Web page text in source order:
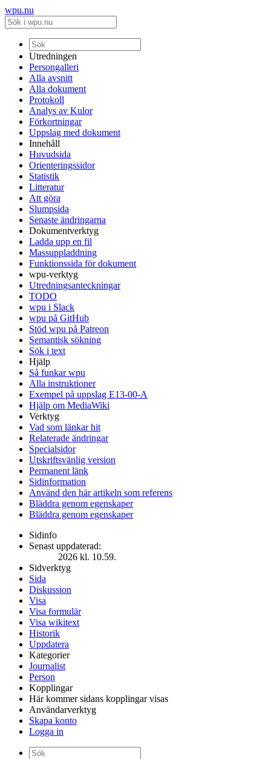
wpu.nu
Utredningen
Persongalleri
Alla avsnitt
Alla dokument
Protokoll
Analys av Kulor
Förkortningar
Uppslag med dokument
Innehåll
Huvudsida
Orienteringssidor
Statistik
Litteratur
Att göra
Slumpsida
Senaste ändringarna
Dokumentverktyg
Ladda upp en fil
Massuppladdning
Funktionssida för dokument
wpu-verktyg
Utredningsanteckningar
TODO
wpu i Slack
wpu på GitHub
Stöd wpu på Patreon
Semantisk sökning
Sök i text
Hjälp
Så funkar wpu
Alla instruktioner
Exempel på uppslag E13-00-A
Hjälp om MediaWiki
Verktyg
Vad som länkar hit
Relaterade ändringar
Specialsidor
Utskriftsvänlig version
Permanent länk
Sidinformation
Använd den här artikeln som referens
Bläddra genom egenskaper
Bläddra genom egenskaper
Sidinfo
Senast uppdaterad:
2026 kl. 10.59.
Sidverktyg
Sida
Diskussion
Visa
Visa formulär
Visa wikitext
Historik
Uppdatera
Kategorier
Journalist
Person
Kopplingar
Här kommer sidans kopplingar visas
Användarverktyg
Skapa konto
Logga in